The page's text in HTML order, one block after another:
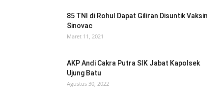
85 TNI di Rohul Dapat Giliran Disuntik Vaksin
Sinovac
Maret 11, 2021
AKP Andi Cakra Putra SIK Jabat Kapolsek
Ujung Batu
Agustus 30, 2022